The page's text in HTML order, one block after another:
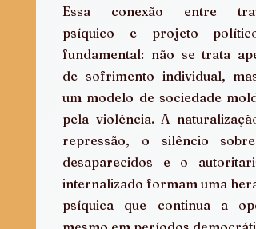
Essa conexão entre
psíquico e projeto
fundamental: não se trata
de sofrimento individual,
um modelo de sociedade
pela violência. A
repressão, o silêncio sobre
desaparecidos e o
internalizado formam uma
psíquica que continua a